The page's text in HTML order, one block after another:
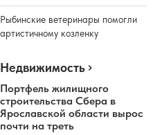
Рыбинские ветеринары помогли
артистичному козленку
Недвижимость
Портфель жилищного
строительства Сбера в
Ярославской области вырос
почти на треть